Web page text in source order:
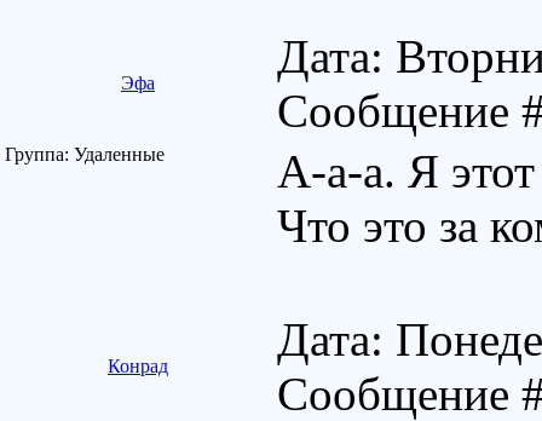
Эфа
Дата:
Сообщение
Группа: Удаленные
А-а-а. Я
Что это за
Конрад
Дата:
Сообщение